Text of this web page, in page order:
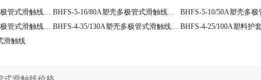
BHFS-5-25/100A塑壳多极管式滑触线效果图 BHFS-5-16/80A塑壳多极管式滑触线特点比较
BHFS-4-50/170A塑壳多极管式滑触线指标内容 BHFS-4-35/130A塑壳多极管式滑触线技术指标
滑触线